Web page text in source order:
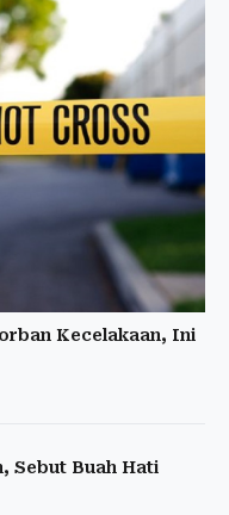
Kecelakaan, Ini
Sebut Buah Hati